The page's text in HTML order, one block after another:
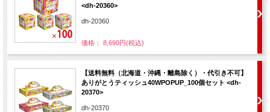
<dh-20360>
dh-20360
価格： 8,690円(税込)
【送料無料（北海道・沖縄・離島除く）・代引き不可】
ありがとうティッシュ40WPOPUP_100個セット <dh-
20370>
dh-20370